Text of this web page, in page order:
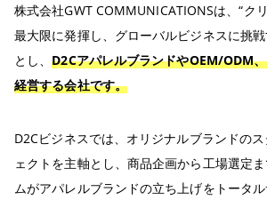
株式会社GWT COMMUNICATIONSは、“ク
最大限に発揮し、グローバルビジネスに挑
とし、D2CアパレルブランドやOEM/ODM
経営する会社です。
D2Cビジネスでは、オリジナルブランドの
ェクトを主軸とし、商品企画から工場選定
ムがアパレルブランドの立ち上げをトータル